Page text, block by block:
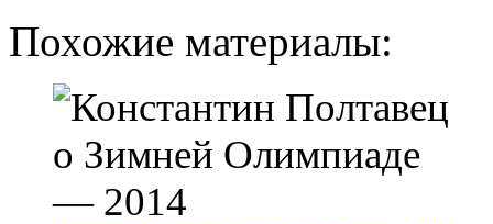
Похожие материалы: